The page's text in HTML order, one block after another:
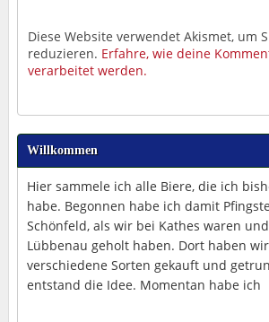
Diese Website verwendet Akismet, um
reduzieren. Erfahre, wie deine
verarbeitet werden.
Willkommen
Hier sammele ich alle Biere, die ich
habe. Begonnen habe ich damit
Schönfeld, als wir bei Kathes waren
Lübbenau geholt haben. Dort haben
verschiedene Sorten gekauft und
entstand die Idee. Momentan habe ich